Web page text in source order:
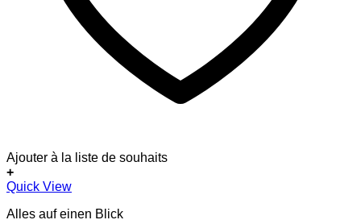
Ajouter à la liste de souhaits
+
Quick View
Alles auf einen Blick